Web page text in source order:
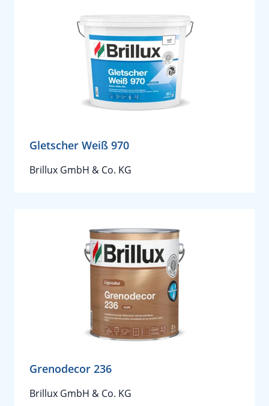
Gletscher Weiß 970
Brillux GmbH & Co. KG
Grenodecor 236
Brillux GmbH & Co. KG